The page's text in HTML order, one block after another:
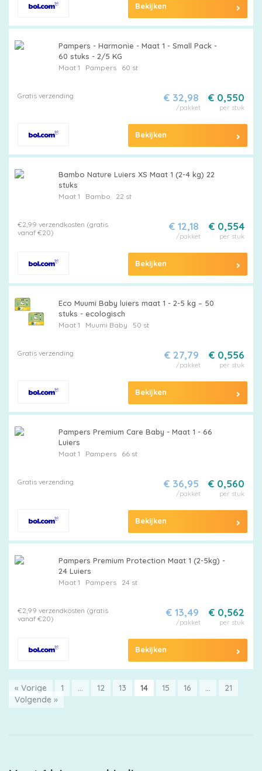
Bekijken
Pampers - Harmonie - Maat 1 - Small Pack -
60 stuks - 2/5 KG
Maat 1 Pampers60 st
Gratis verzending € 0,550
per stuk
€ 32,98
/pakket
Bekijken
Bambo Nature Luiers XS Maat 1 (2-4 kg) 22
stuks
Maat 1 Bambo 22 st
€2,99 verzendkosten (gratis
vanaf €20)
€ 0,554
per stuk
€ 12,18
/pakket
Bekijken
Eco Muumi Baby luiers maat 1 - 2-5 kg – 50
stuks - ecologisch
Maat 1 Muumi Baby 50 st
Gratis verzending € 0,556
per stuk
€ 27,79
/pakket
Bekijken
Pampers Premium Care Baby - Maat 1 - 66
Luiers
Maat 1 Pampers66 st
Gratis verzending € 0,560
per stuk
€ 36,95
/pakket
Bekijken
Pampers Premium Protection Maat 1 (2-5kg) -
24 Luiers
Maat 1 Pampers24 st
€2,99 verzendkosten (gratis
vanaf €20)
€ 0,562
per stuk
€ 13,49
/pakket
Bekijken
« Vorige 1 … 12 13 14 15 16 …
21
Volgende »